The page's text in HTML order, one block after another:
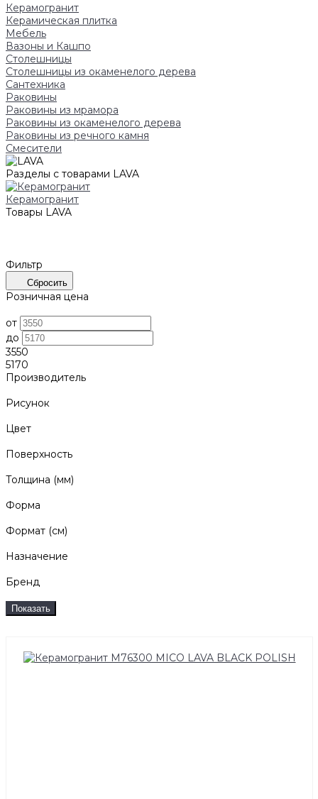
Керамогранит
Керамическая плитка
Мебель
Вазоны и Кашпо
Столешницы
Столешницы из окаменелого дерева
Сантехника
Раковины
Раковины из мрамора
Раковины из окаменелого дерева
Раковины из речного камня
Смесители
Разделы с товарами LAVA
Керамогранит
Товары LAVA
Фильтр
Сбросить
Розничная цена
от
до
3550
5170
Производитель
Рисунок
Цвет
Поверхность
Толщина (мм)
Форма
Формат (см)
Назначение
Бренд
Показать